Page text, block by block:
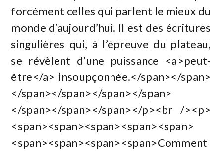
forcément celles qui parlent le mieux du
monde d’aujourd’hui. Il est des écritures
singulières qui, à l’épreuve du plateau,
se révèlent d’une puissance <a>peut-
être</a> insoupçonnée.</span></span>
</span></span></span></span>
</span></span></span></p><br /><p>
<span><span><span><span><span>
<span><span><span><span>Comment